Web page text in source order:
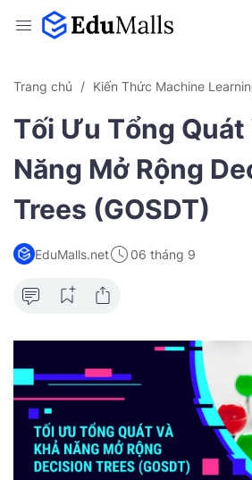
Trang chủ Kiến Thức Machine
Tối Ưu Tổng Quát
Năng Mở Rộng
Trees (GOSDT)
EduMalls.net 06 tháng 9